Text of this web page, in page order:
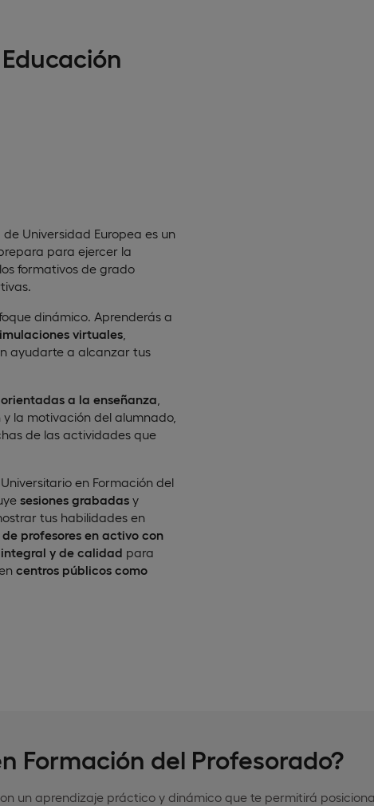
de Universidad Europea es un
para ejercer la
formativos de grado
dinámico. Aprenderás a
virtuales
ayudarte a alcanzar tus
a la enseñanza
la motivación del alumnado,
de las actividades que
en Formación del
sesiones grabadas y
tus habilidades en
profesores en activo con
y de calidad para
centros públicos como
Formación del Profesorado?
un aprendizaje práctico y dinámico que te permitirá